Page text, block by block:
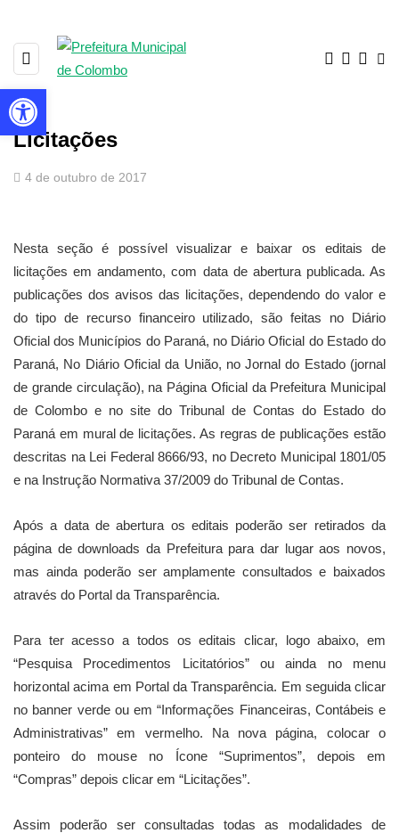
Licitações
4 de outubro de 2017
Nesta seção é possível visualizar e baixar os editais de
licitações em andamento, com data de abertura publicada. As
publicações dos avisos das licitações, dependendo do valor e
do tipo de recurso financeiro utilizado, são feitas no Diário
Oficial dos Municípios do Paraná, no Diário Oficial do Estado do
Paraná, No Diário Oficial da União, no Jornal do Estado (jornal
de grande circulação), na Página Oficial da Prefeitura Municipal
de Colombo e no site do Tribunal de Contas do Estado do
Paraná em mural de licitações. As regras de publicações estão
descritas na Lei Federal 8666/93, no Decreto Municipal 1801/05
e na Instrução Normativa 37/2009 do Tribunal de Contas.
Após a data de abertura os editais poderão ser retirados da
página de downloads da Prefeitura para dar lugar aos novos,
mas ainda poderão ser amplamente consultados e baixados
através do Portal da Transparência.
Para ter acesso a todos os editais clicar, logo abaixo, em
“Pesquisa Procedimentos Licitatórios” ou ainda no menu
horizontal acima em Portal da Transparência. Em seguida clicar
no banner verde ou em “Informações Financeiras, Contábeis e
Administrativas” em vermelho. Na nova página, colocar o
ponteiro do mouse no Ícone “Suprimentos”, depois em
“Compras” depois clicar em “Licitações”.
Assim poderão ser consultadas todas as modalidades de
Barra de Ferramentas Aberta